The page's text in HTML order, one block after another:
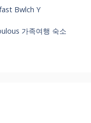
Bwlch Y
가족여행 숙소